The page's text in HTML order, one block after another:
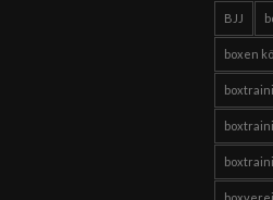
BJJ
boxen